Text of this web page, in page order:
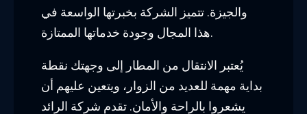
والجيزة. تتميز الشركة بخبرتها الواسعة في
هذا المجال وجودة خدماتها الممتازة.
يُعتبر الانتقال من المطار إلى وجهتك نقطة
بداية مهمة للعديد من الزوار، ويتعين عليهم أن
يشعروا بالراحة والأمان. تقدم شركة الرائد